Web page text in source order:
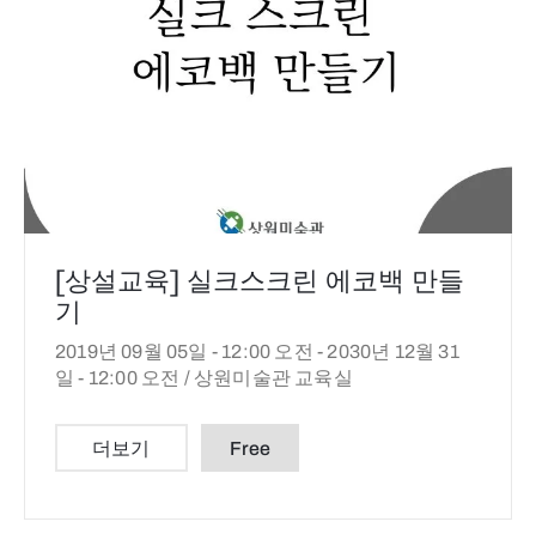
[상설교육] 실크스크린 에코백 만들
기
2019년 09월 05일 - 12:00 오전 - 2030년 12월 31
일 - 12:00 오전 / 상원미술관 교육실
더보기 Free